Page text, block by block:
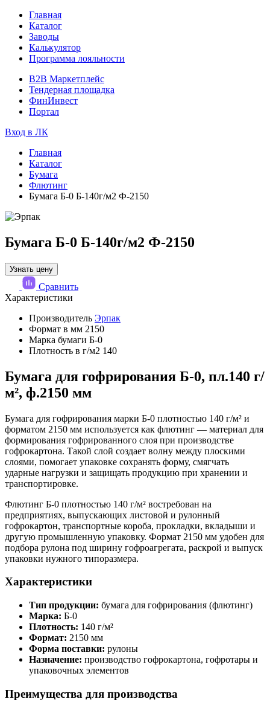
Главная
Каталог
Заводы
Калькулятор
Программа лояльности
B2B Маркетплейс
Тендерная площадка
ФинИнвест
Портал
Вход в ЛК
Главная
Каталог
Бумага
Флютинг
Бумага Б-0 Б-140г/м2 Ф-2150
Бумага Б-0 Б-140г/м2 Ф-2150
Узнать цену
Сравнить
Характеристики
Производитель Эрпак
Формат в мм 2150
Марка бумаги Б-0
Плотность в г/м2 140
Бумага для гофрирования Б-0, пл.140 г/
м², ф.2150 мм
Бумага для гофрирования марки Б-0 плотностью 140 г/м² и
форматом 2150 мм используется как флютинг — материал для
формирования гофрированного слоя при производстве
гофрокартона. Такой слой создает волну между плоскими
слоями, помогает упаковке сохранять форму, смягчать
ударные нагрузки и защищать продукцию при хранении и
транспортировке.
Флютинг Б-0 плотностью 140 г/м² востребован на
предприятиях, выпускающих листовой и рулонный
гофрокартон, транспортные короба, прокладки, вкладыши и
другую промышленную упаковку. Формат 2150 мм удобен для
подбора рулона под ширину гофроагрегата, раскрой и выпуск
упаковки нужного типоразмера.
Характеристики
Тип продукции: бумага для гофрирования (флютинг)
Марка: Б-0
Плотность: 140 г/м²
Формат: 2150 мм
Форма поставки: рулоны
Назначение: производство гофрокартона, гофротары и
упаковочных элементов
Преимущества для производства